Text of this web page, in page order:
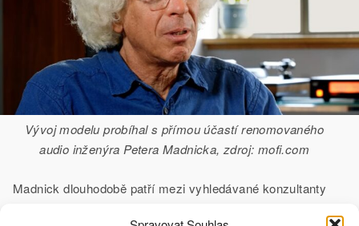
Vývoj modelu probíhal s přímou účastí renomovaného
audio inženýra Petera Madnicka, zdroj: mofi.com
Madnick dlouhodobě patří mezi vyhledávané konzultanty